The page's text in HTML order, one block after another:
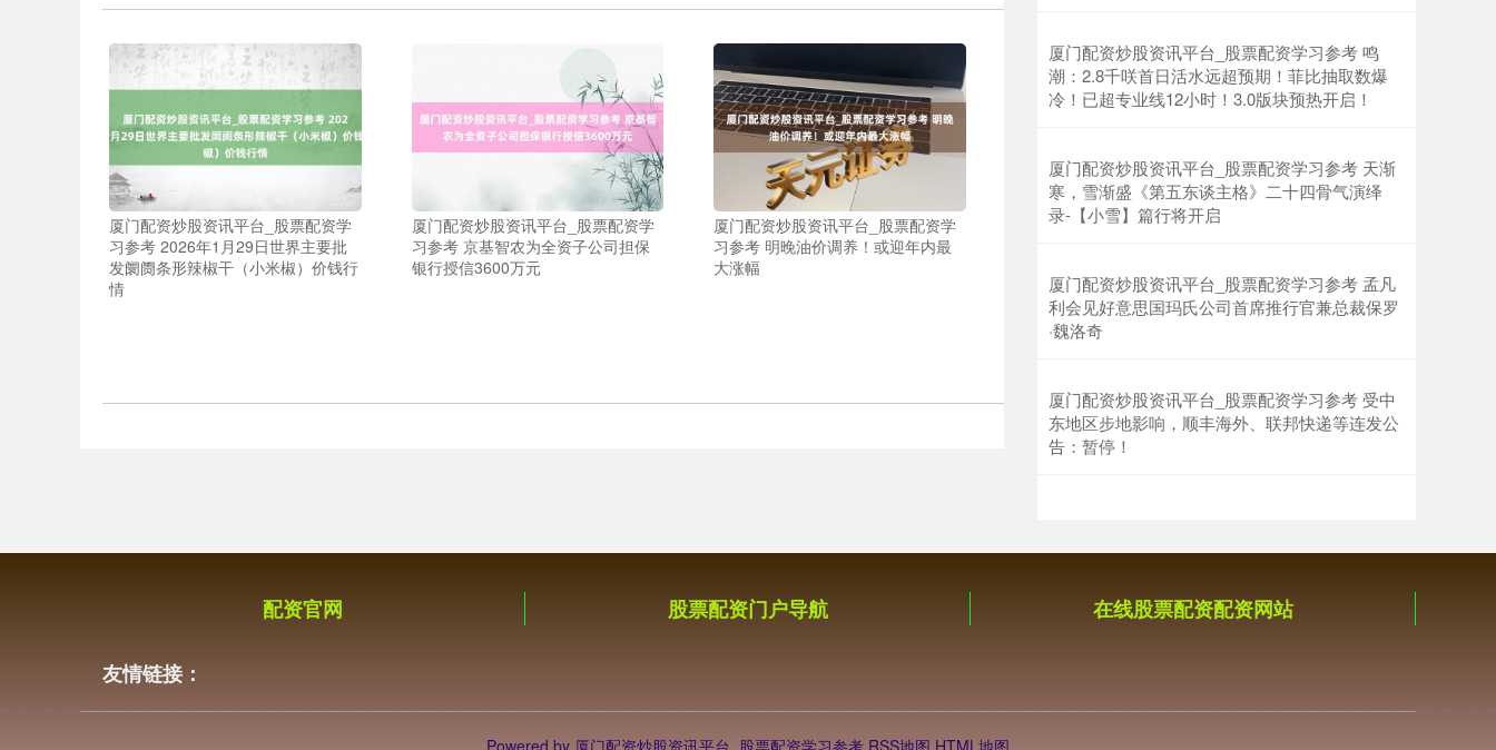
厦门配资炒股资讯平台_股票配资学
习参考 2026年1月29日世界主要批
发阛阓条形辣椒干（小米椒）价钱行
情
厦门配资炒股资讯平台_股票配资学
习参考 京基智农为全资子公司担保
银行授信3600万元
厦门配资炒股资讯平台_股票配资学
习参考 明晚油价调养！或迎年内最
大涨幅
厦门配资炒股资讯平台_股票配资学习参考 鸣
潮：2.8千咲首日活水远超预期！菲比抽取数爆
冷！已超专业线12小时！3.0版块预热开启！
厦门配资炒股资讯平台_股票配资学习参考 天渐
寒，雪渐盛《第五东谈主格》二十四骨气演绎
录-【小雪】篇行将开启
厦门配资炒股资讯平台_股票配资学习参考 孟凡
利会见好意思国玛氏公司首席推行官兼总裁保罗
·魏洛奇
厦门配资炒股资讯平台_股票配资学习参考 受中
东地区步地影响，顺丰海外、联邦快递等连发公
告：暂停！
配资官网 股票配资门户导航 在线股票配资配资网站
友情链接：